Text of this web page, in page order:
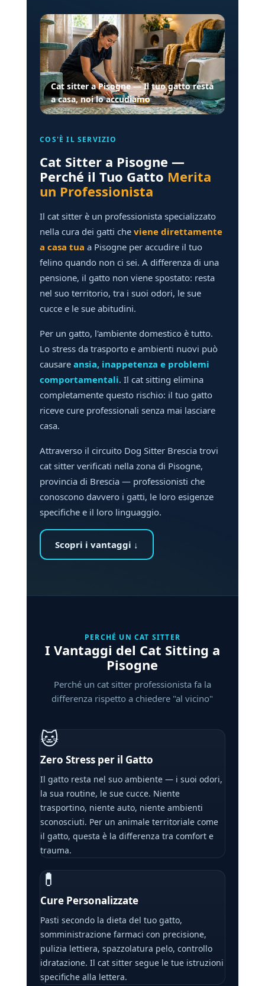
Cat sitter a Pisogne — Il tuo gatto resta
a casa, noi lo accudiamo
COS'È IL SERVIZIO
Cat Sitter a Pisogne —
Perché il Tuo Gatto Merita
un Professionista
Il cat sitter è un professionista specializzato
nella cura dei gatti cheviene direttamente
a casa tua a Pisogne per accudire il tuo
felino quando non ci sei. A differenza di una
pensione, il gatto non viene spostato: resta
nel suo territorio, tra i suoi odori, le sue
cucce e le sue abitudini.
Per un gatto, l'ambiente domestico è tutto.
Lo stress da trasporto e ambienti nuovi può
causareansia, inappetenza e problemi
comportamentali. Il cat sitting elimina
completamente questo rischio: il tuo gatto
riceve cure professionali senza mai lasciare
casa.
Attraverso il circuito Dog Sitter Brescia trovi
cat sitter verificati nella zona di Pisogne,
provincia di Brescia — professionisti che
conoscono davvero i gatti, le loro esigenze
specifiche e il loro linguaggio.
Scopri i vantaggi ↓
PERCHÉ UN CAT SITTER
I Vantaggi del Cat Sitting a
Pisogne
Perché un cat sitter professionista fa la
differenza rispetto a chiedere "al vicino"
🐱
Zero Stress per il Gatto
Il gatto resta nel suo ambiente — i suoi odori,
la sua routine, le sue cucce. Niente
trasportino, niente auto, niente ambienti
sconosciuti. Per un animale territoriale come
il gatto, questa è la differenza tra comfort e
trauma.
💊
Cure Personalizzate
Pasti secondo la dieta del tuo gatto,
somministrazione farmaci con precisione,
pulizia lettiera, spazzolatura pelo, controllo
idratazione. Il cat sitter segue le tue istruzioni
specifiche alla lettera.